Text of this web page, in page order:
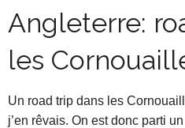
Angleterre:
les
Un road trip dans les
j’en rêvais. On est donc parti